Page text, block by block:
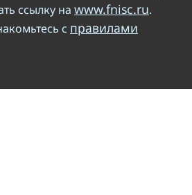
ссылку на www.fnisc.ru.
с правилами